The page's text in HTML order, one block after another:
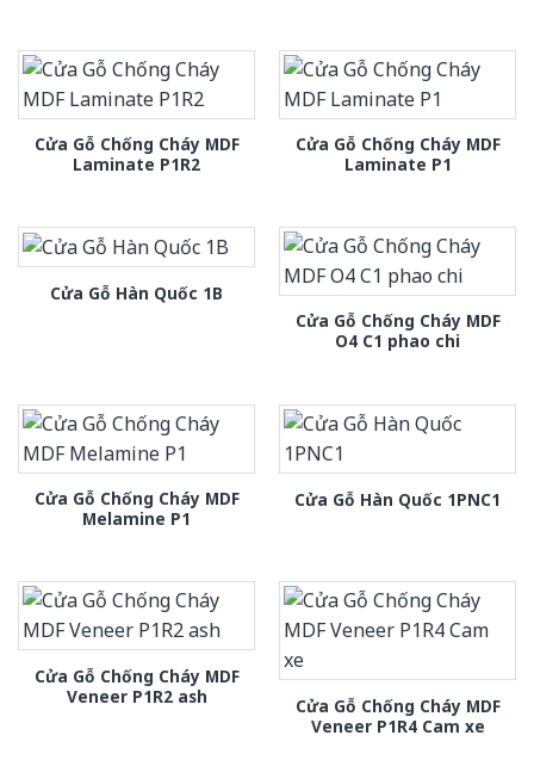
Cửa Gỗ Chống Cháy MDF
Laminate P1R2
Cửa Gỗ Chống Cháy MDF
Laminate P1
Cửa Gỗ Hàn Quốc 1B
Cửa Gỗ Chống Cháy MDF
O4 C1 phao chi
Cửa Gỗ Chống Cháy MDF
Melamine P1
Cửa Gỗ Hàn Quốc 1PNC1
Cửa Gỗ Chống Cháy MDF
Veneer P1R2 ash
Cửa Gỗ Chống Cháy MDF
Veneer P1R4 Cam xe